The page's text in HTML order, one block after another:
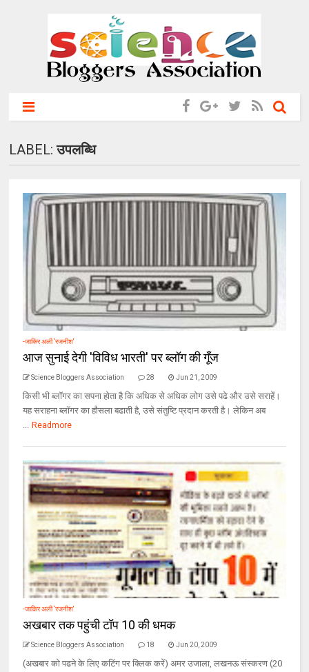
LABEL:उप‍लब्धि
-जाकिर अली ‘रजनीश’
आज सुनाई देगी 'विविध भारती' पर ब्‍लॉग की गूँज
Science Bloggers Association 28 Jun 21, 2009
किसी भी ब्‍लॉगर का सपना होता है कि अधिक से अधिक लोग उसे पढे और उसे सराहें।
यह सराहना ब्‍लॉगर का हौसला बढाती है, उसे संतुष्टि प्रदान करती है। लेकिन अब
... Readmore
-जाकिर अली ‘रजनीश’
अखबार तक पहुंची टॉप 10 की धमक
Science Bloggers Association 18 Jun 20, 2009
(अखबार को पढने के लिए कटिंग पर क्लिक करें) अमर उजाला, लखनऊ संस्करण (20